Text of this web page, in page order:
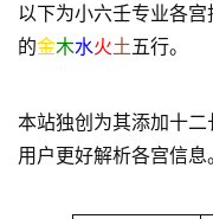
以下为小六壬专业各
的金木水火土五行。
本站独创为其添加十
用户更好解析各宫信息。